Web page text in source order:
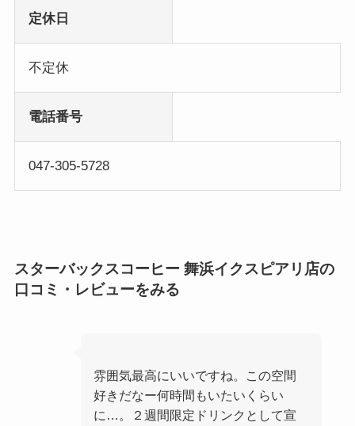
定休日
不定休
電話番号
047-305-5728
スターバックスコーヒー 舞浜イクスピアリ店の
口コミ・レビューをみる
雰囲気最高にいいですね。この空間
好きだなー何時間もいたいくらい
に…。２週間限定ドリンクとして宣